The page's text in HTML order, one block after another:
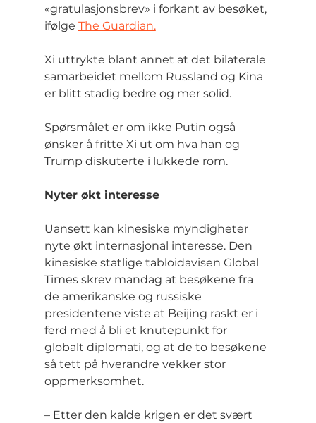
«gratulasjonsbrev» i forkant av besøket,
ifølge The Guardian.
Xi uttrykte blant annet at det bilaterale
samarbeidet mellom Russland og Kina
er blitt stadig bedre og mer solid.
Spørsmålet er om ikke Putin også
ønsker å fritte Xi ut om hva han og
Trump diskuterte i lukkede rom.
Nyter økt interesse
Uansett kan kinesiske myndigheter
nyte økt internasjonal interesse. Den
kinesiske statlige tabloidavisen Global
Times skrev mandag at besøkene fra
de amerikanske og russiske
presidentene viste at Beijing raskt er i
ferd med å bli et knutepunkt for
globalt diplomati, og at de to besøkene
så tett på hverandre vekker stor
oppmerksomhet.
– Etter den kalde krigen er det svært